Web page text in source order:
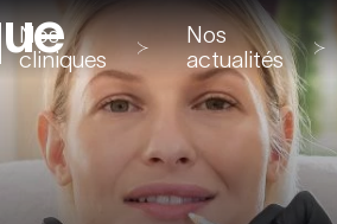
Nos
cliniques
Nos
actualités